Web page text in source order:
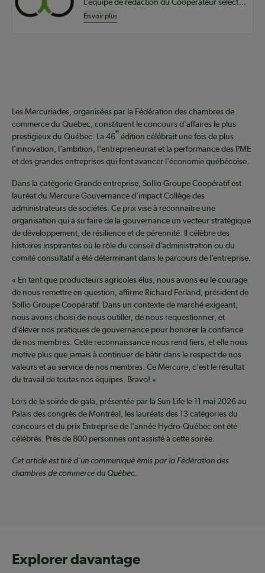
L’équipe de rédaction du Coopérateur sélectionne du contenu pertinent à vos informations coopératives à l’échelle provinciale, nationale et internationale.
En voir plus
Les Mercuriades, organisées par la Fédération des chambres de
commerce du Québec, constituent le concours d'affaires le plus
prestigieux du Québec. La 46
e
édition célébrait une fois de plus
l'innovation, l'ambition, l'entrepreneuriat et la performance des PME
et des grandes entreprises qui font avancer l'économie québécoise.
Dans la catégorie Grande entreprise, Sollio Groupe Coopératif est
lauréat du Mercure Gouvernance d'impact Collège des
administrateurs de sociétés. Ce prix vise à reconnaître une
organisation qui a su faire de la gouvernance un vecteur stratégique
de développement, de résilience et de pérennité. Il célèbre des
histoires inspirantes où le rôle du conseil d’administration ou du
comité consultatif a été déterminant dans le parcours de l’entreprise.
« En tant que producteurs agricoles élus, nous avons eu le courage
de nous remettre en question, affirme Richard Ferland, président de
Sollio Groupe Coopératif. Dans un contexte de marché exigeant,
nous avons choisi de nous outiller, de nous requestionner, et
d’élever nos pratiques de gouvernance pour honorer la confiance
de nos membres. Cette reconnaissance nous rend fiers, et elle nous
motive plus que jamais à continuer de bâtir dans le respect de nos
valeurs et au service de nos membres. Ce Mercure, c'est le résultat
du travail de toutes nos équipes. Bravo! »
Lors de la soirée de gala, présentée par la Sun Life le 11 mai 2026 au
Palais des congrès de Montréal, les lauréats des 13 catégories du
concours et du prix Entreprise de l'année Hydro-Québec ont été
célébrés. Près de 800 personnes ont assisté à cette soirée.
Cet article est tiré d'un communiqué émis par la Fédération des
chambres de commerce du Québec.
Explorer davantage